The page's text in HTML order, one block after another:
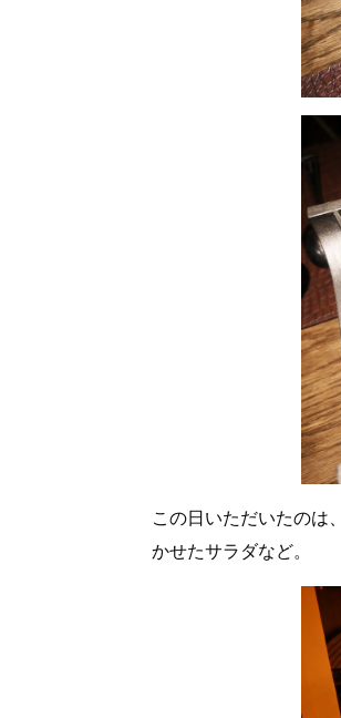
この日いただいたのは
かせたサラダなど。